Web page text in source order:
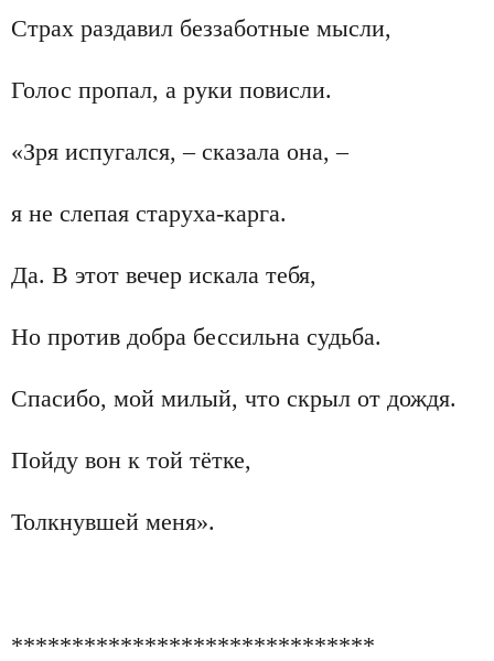
Страх раздавил беззаботные мысли,
Голос пропал, а руки повисли.
«Зря испугался, – сказала она, –
я не слепая старуха-карга.
Да. В этот вечер искала тебя,
Но против добра бессильна судьба.
Спасибо, мой милый, что скрыл от дождя.
Пойду вон к той тётке,
Толкнувшей меня».
******************************